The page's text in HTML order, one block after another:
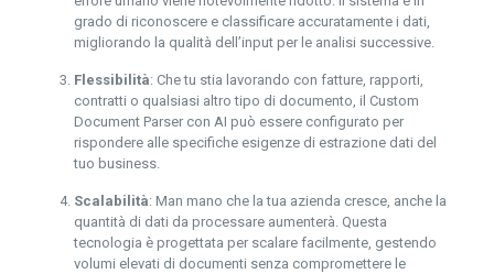
grado di riconoscere e classificare accuratamente i dati,
migliorando la qualità dell’input per le analisi successive.
Flessibilità: Che tu stia lavorando con fatture, rapporti,
contratti o qualsiasi altro tipo di documento, il Custom
Document Parser con AI può essere configurato per
rispondere alle specifiche esigenze di estrazione dati del
tuo business.
Scalabilità: Man mano che la tua azienda cresce, anche la
quantità di dati da processare aumenterà. Questa
tecnologia è progettata per scalare facilmente, gestendo
volumi elevati di documenti senza compromettere le